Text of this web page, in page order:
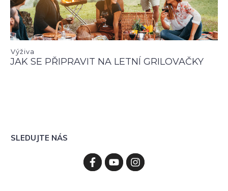
Výživa
JAK SE PŘIPRAVIT NA LETNÍ GRILOVAČKY
SLEDUJTE NÁS